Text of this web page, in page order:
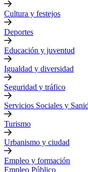
Cultura y festejos
Deportes
Educación y juventud
Igualdad y diversidad
Seguridad y tráfico
Servicios Sociales y
Turismo
Urbanismo y ciudad
Empleo y formación
Empleo Público